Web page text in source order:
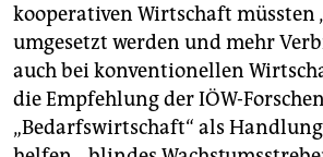
kooperativen Wirtschaft müssten
umgesetzt werden und mehr
auch bei konventionellen
die Empfehlung der IÖW-
„Bedarfswirtschaft“ als